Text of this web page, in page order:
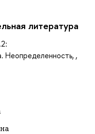
литература
Неопределенность, ,